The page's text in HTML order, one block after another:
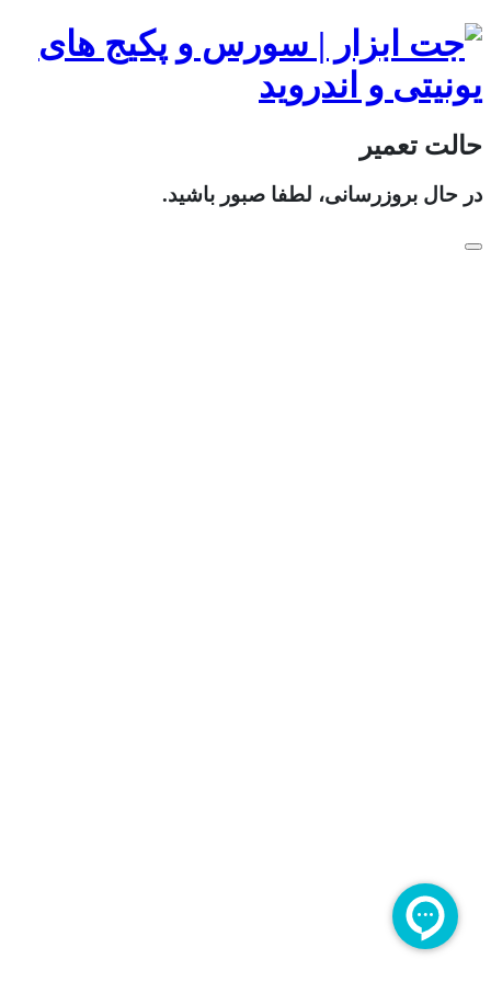
حالت تعمیر
در حال بروزرسانی، لطفا صبور باشید.